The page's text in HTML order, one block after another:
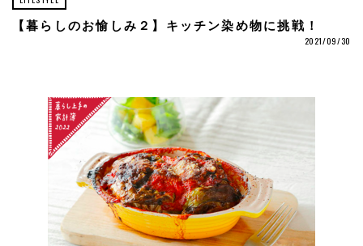
【暮らしのお愉しみ２】キッチン染め物に挑戦！
2021/09/30